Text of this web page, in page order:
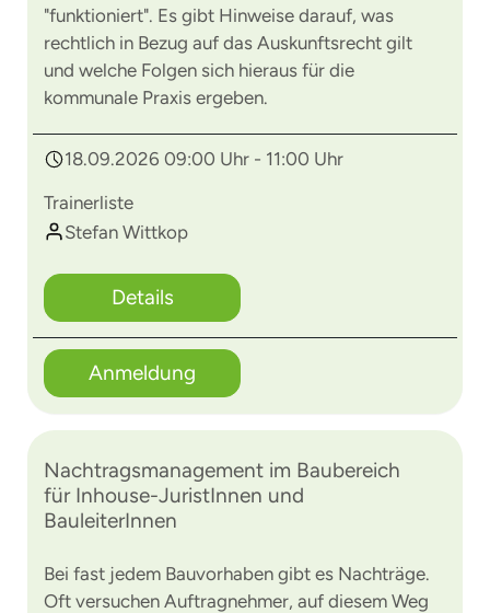
"funktioniert". Es gibt Hinweise darauf, was
rechtlich in Bezug auf das Auskunftsrecht gilt
und welche Folgen sich hieraus für die
kommunale Praxis ergeben.
18.09.2026 09:00 Uhr - 11:00 Uhr
Trainerliste
Stefan Wittkop
Details
Anmeldung
Nachtragsmanagement im Baubereich
für Inhouse-JuristInnen und
BauleiterInnen
Bei fast jedem Bauvorhaben gibt es Nachträge.
Oft versuchen Auftragnehmer, auf diesem Weg